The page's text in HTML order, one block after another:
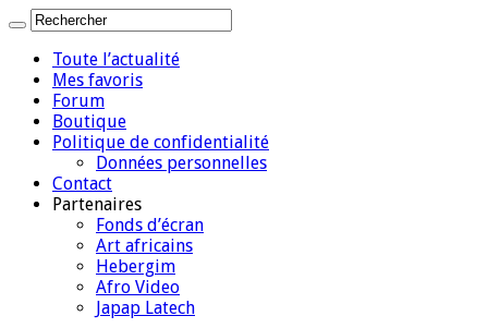
Toute l’actualité
Mes favoris
Forum
Boutique
Politique de confidentialité
Données personnelles
Contact
Partenaires
Fonds d’écran
Art africains
Hebergim
Afro Video
Japap Latech